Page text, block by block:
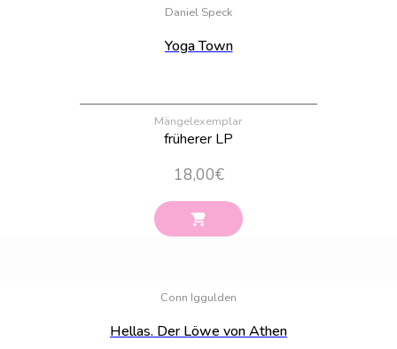
Daniel Speck
Yoga Town
Mängelexemplar
früherer LP
18,00€
Conn Iggulden
Hellas. Der Löwe von Athen